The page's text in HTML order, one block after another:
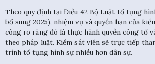
Theo quy định tại Điều 42 Bộ Luật tố tụng
bổ sung 2025), nhiệm vụ và quyền hạn của
công rõ ràng đó là thực hành quyền công tố
theo pháp luật. Kiểm sát viên sẽ trực tiếp
trình tố tụng hình sự nhiều hơn dân sự.